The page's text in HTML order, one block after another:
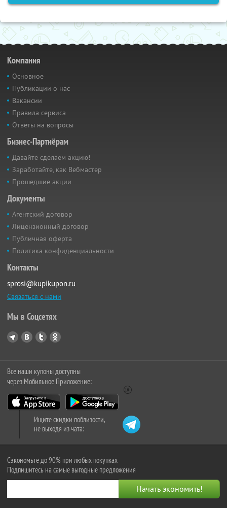
Компания
Основное
Публикации о нас
Вакансии
Правила сервиса
Ответы на вопросы
Бизнес-Партнёрам
Давайте сделаем акцию!
Заработайте, как Вебмастер
Прошедшие акции
Документы
Агентский договор
Лицензионный договор
Публичная оферта
Политика конфиденциальности
Контакты
sprosi@kupikupon.ru
Связаться с нами
Мы в Соцсетях
Все наши купоны доступны
через Мобильное Приложение:
Ищите скидки поблизости,
не выходя из чата:
Сэкономьте до 90% при любых покупках
Подпишитесь на самые выгодные предложения